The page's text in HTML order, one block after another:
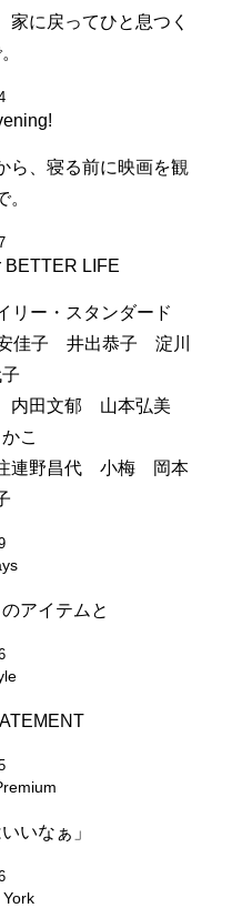
家に戻ってひと息つく
ら、寝る前に映画を観
。
BETTER LIFE
リー・スタンダード
佳子 井出恭子 淀川
内田文郁 山本弘美
こ
連野昌代 小梅 岡本
アイテムと
いなぁ」